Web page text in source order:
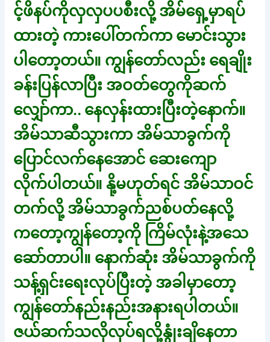
င့်ဖိနပ်ကိုလှလှပပစီးလို့ အိမ်ရှေ့မှာရပ်
ထားတဲ့ ကားပေါ်တက်ကာ မောင်းသွား
ပါတော့တယ်။ ကျွန်တော်လည်း ရေချိုး
ခန်းပြန်လာပြီး အဝတ်တွေကိုဆက်
လျှော်ကာ.. နေလှန်းထားပြီးတဲ့နောက်။
အိမ်သာဆီသွားကာ အိမ်သာခွက်ကို
ပြောင်လက်နေအောင် ဆေးကျော
လိုက်ပါတယ်။ နို့မဟုတ်ရင် အိမ်သာဝင်
တက်လို့ အိမ်သာခွက်ညစ်ပတ်နေလို့
ကတော့ကျွန်တော့ကို ကြိမ်လုံးနဲ့အသေ
ဆော်တာပါ။ နောက်ဆုံး အိမ်သာခွက်ကို
သန့်ရှင်းရေးလုပ်ပြီးတဲ့ အခါမှာတော့
ကျွန်တော်နည်းနည်းအနားရပါတယ်။
ဇယ်ဆက်သလိုလုပ်ရလို့နွုံးချိနေတာ